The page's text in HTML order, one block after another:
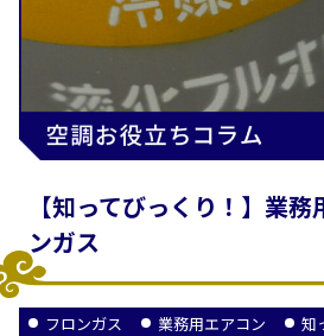
【知ってびっくり！】業
ンガス
フロンガス 業務用エアコン 知